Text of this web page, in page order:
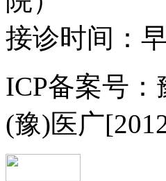
接诊时间：
ICP备案号：
(豫)医广